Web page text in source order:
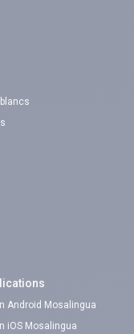
Android Mosalingua
iOS Mosalingua